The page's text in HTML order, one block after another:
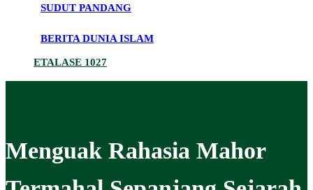
SUDUT PANDANG
BERITA DUNIA ISLAM
ETALASE 1027
Menguak Rahasia Mahor